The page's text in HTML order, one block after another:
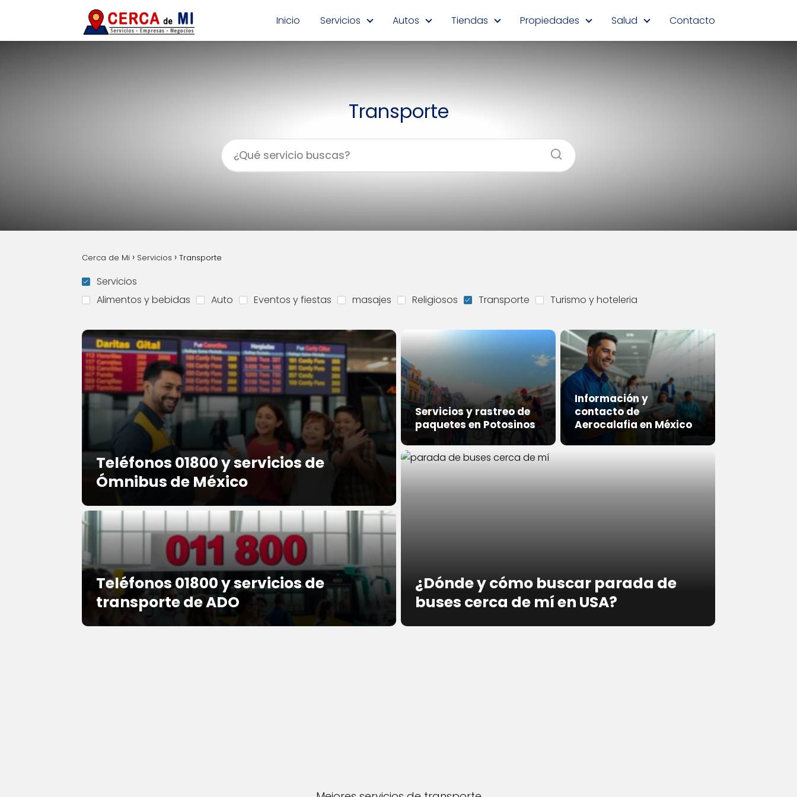
Inicio Servicios Autos Tiendas Propiedades Salud Contacto
Transporte
Cerca de Mi Servicios Transporte
Servicios
Alimentos y bebidas
Auto Eventos y fiestas masajes Religiosos Transporte Turismo y hoteleria
Teléfonos 01800 y servicios de
Ómnibus de México
Servicios y rastreo de
paquetes en Potosinos
Teléfonos 01800 y servicios de
transporte de ADO
Información y
contacto de
Aerocalafia en México
¿Dónde y cómo buscar parada de
buses cerca de mí en USA?